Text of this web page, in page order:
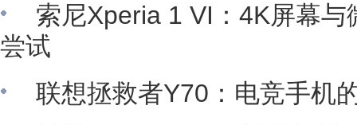
索尼Xperia 1 VI：4K屏幕与
尝试
联想拯救者Y70：电竞手机